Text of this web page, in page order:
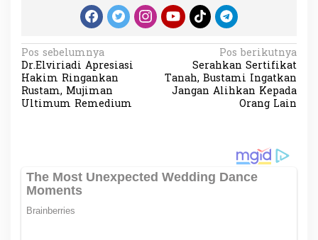
N
a
v
s
p
Pos sebelumnya
Dr.Elviriadi Apresiasi
Hakim Ringankan
Rustam, Mujiman
Ultimum Remedium
Pos berikutnya
Serahkan Sertifikat
Tanah, Bustami Ingatkan
Jangan Alihkan Kepada
Orang Lain